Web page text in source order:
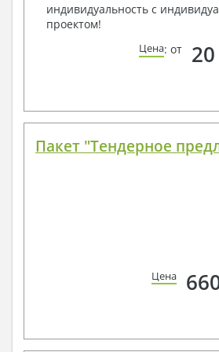
индивидуальность с
проектом!
Цена: от 20
Пакет "Тендерное
Цена